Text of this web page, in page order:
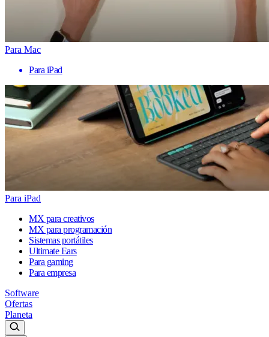
Para Mac
Para iPad
Para iPad
MX para creativos
MX para programación
Sistemas portátiles
Ultimate Ears
Para gaming
Para empresa
Software
Ofertas
Planeta